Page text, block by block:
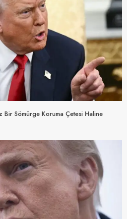
Bir Sömürge Koruma Çetesi Haline